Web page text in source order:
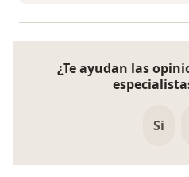
¿Te ayudan las
Si